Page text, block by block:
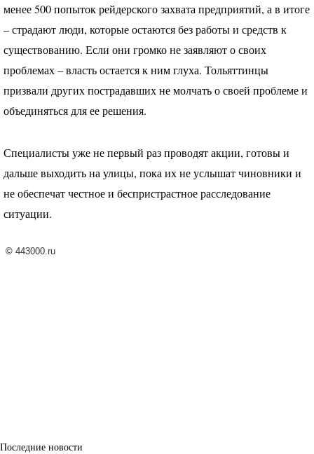
менее 500 попыток рейдерского захвата предприятий, а в итоге
– страдают люди, которые остаются без работы и средств к
существованию. Если они громко не заявляют о своих
проблемах – власть остается к ним глуха. Тольяттинцы
призвали других пострадавших не молчать о своей проблеме и
объединяться для ее решения.
Специалисты уже не первый раз проводят акции, готовы и
дальше выходить на улицы, пока их не услышат чиновники и
не обеспечат честное и беспристрастное расследование
ситуации.
© 443000.ru
Последние новости